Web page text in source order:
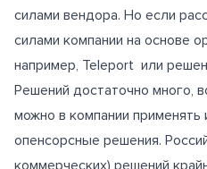
силами вендора. Но если
силами компании на основе
например, Teleport или
Решений достаточно много,
можно в компании применять
опенсорсные решения.
коммерческих) решений